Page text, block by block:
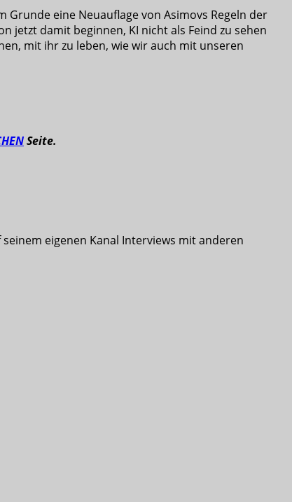
Grunde eine Neuauflage von Asimovs Regeln der
jetzt damit beginnen, KI nicht als Feind zu sehen
mit ihr zu leben, wie wir auch mit unseren
Seite.
eigenen Kanal Interviews mit anderen